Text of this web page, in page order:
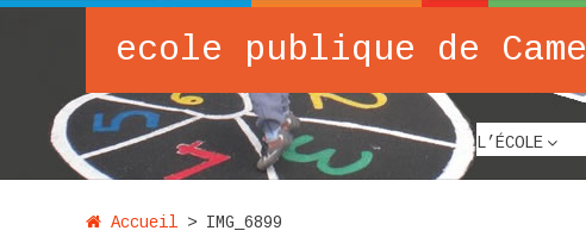
ecole publique de Came
L’ÉCOLE
Accueil > IMG_6899